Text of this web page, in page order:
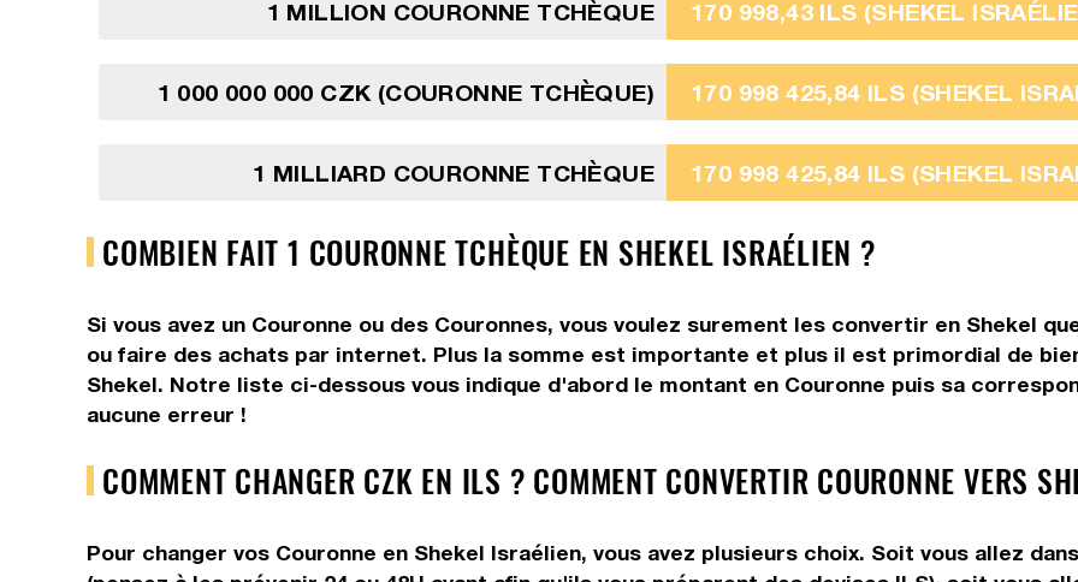
1 MILLION COURONNE TCHÈQUE 170 998,43 ILS (SHEKEL
1 000 000 000 CZK (COURONNE TCHÈQUE) 170 998 425,84 ILS (SHEKEL
1 MILLIARD COURONNE TCHÈQUE 170 998 425,84 ILS (SHEKEL
COMBIEN FAIT 1 COURONNE TCHÈQUE EN SHEKEL ISRAÉLIEN ?
Si vous avez un Couronne ou des Couronnes, vous voulez surement les convertir en Shekel
ou faire des achats par internet. Plus la somme est importante et plus il est primordial de
Shekel. Notre liste ci-dessous vous indique d'abord le montant en Couronne puis sa
aucune erreur !
COMMENT CHANGER CZK EN ILS ? COMMENT CONVERTIR COURONNE VERS
Pour changer vos Couronne en Shekel Israélien, vous avez plusieurs choix. Soit vous allez